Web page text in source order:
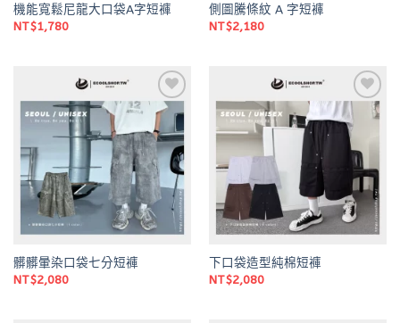
機能寬鬆尼龍大口袋A字短褲
NT$1,780
側圖騰條紋 A 字短褲
NT$2,180
Add to
wishlist
髒髒暈染口袋七分短褲
NT$2,080
Add to
wishlist
下口袋造型純棉短褲
NT$2,080